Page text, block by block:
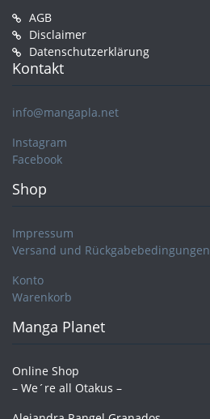
AGB
Disclaimer
Datenschutzerklärung
Kontakt
info@mangapla.net
Instagram
Facebook
Shop
Impressum
Versand und Rückgabebedingungen
Konto
Warenkorb
Manga Planet
Online Shop
– We´re all Otakus –